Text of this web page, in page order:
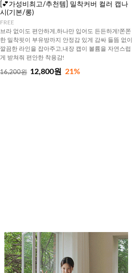
[💕가성비최고/추천템] 밀착커버 컬러 캡나
시(기본/롱)
FREE
브라 없이도 편안하게,하나만 입어도 든든하게!쫀쫀
한 밀착핏이 부유방까지 안정감 있게 감싸 들뜸 없이
깔끔한 라인을 잡아주고,내장 캡이 볼륨을 자연스럽
게 받쳐줘 편안한 착용감!
16,200원 12,800원 21%